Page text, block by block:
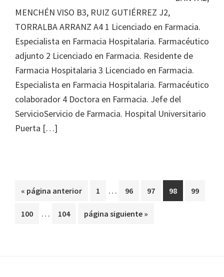
MENCHÉN VISO B3, RUIZ GUTIÉRREZ J2,
TORRALBA ARRANZ A4 1 Licenciado en Farmacia.
Especialista en Farmacia Hospitalaria. Farmacéutico
adjunto 2 Licenciado en Farmacia. Residente de
Farmacia Hospitalaria 3 Licenciado en Farmacia.
Especialista en Farmacia Hospitalaria. Farmacéutico
colaborador 4 Doctora en Farmacia. Jefe del
ServicioServicio de Farmacia. Hospital Universitario
Puerta […]
« Ir
la
página anterior Página
1
Páginas
omitidas
… Página
96 Página
97 Página
98 Página
99
Página
100
Páginas
… Página
104
Ir
página siguiente »